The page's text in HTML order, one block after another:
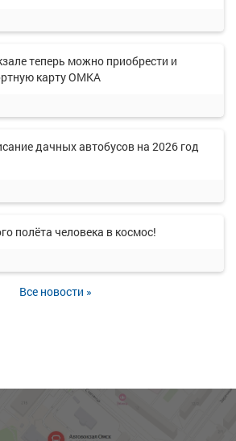
теперь можно приобрести и
карту ОМКА
дачных автобусов на 2026 год
полёта человека в космос!
Все новости »